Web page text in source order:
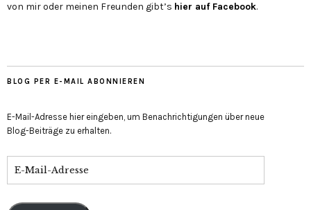
von mir oder meinen Freunden gibt’s hier auf Face­book.
BLOG PER E-MAIL ABONNIEREN
E-Mail-Adresse hier eingeben, um Benachrichtigungen über neue
Blog-Beiträge zu erhalten.